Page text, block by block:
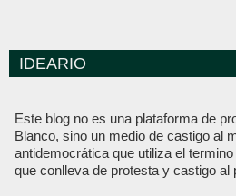
IDEARIO
Este blog no es una plataforma de
Blanco, sino un medio de castigo al
antidemocrática que utiliza el termino
que conlleva de protesta y castigo al